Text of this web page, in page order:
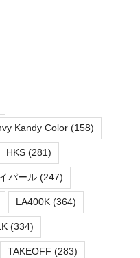
Kandy Color (158)
HKS (281)
パール (247)
LA400K (364)
(334)
TAKEOFF (283)